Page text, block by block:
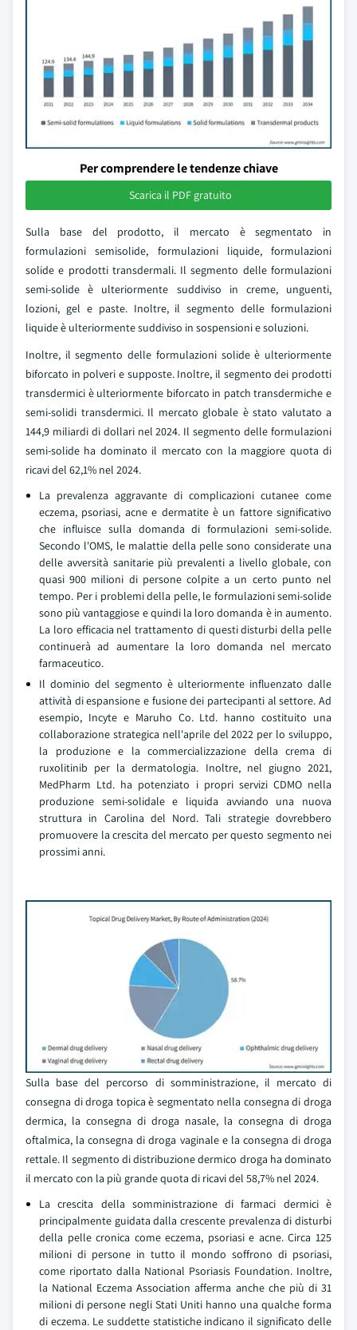
Per comprendere le tendenze chiave
Scarica il PDF gratuito
Sulla base del prodotto, il mercato è segmentato in
formulazioni semisolide, formulazioni liquide, formulazioni
solide e prodotti transdermali. Il segmento delle formulazioni
semi-solide è ulteriormente suddiviso in creme, unguenti,
lozioni, gel e paste. Inoltre, il segmento delle formulazioni
liquide è ulteriormente suddiviso in sospensioni e soluzioni.
Inoltre, il segmento delle formulazioni solide è ulteriormente
biforcato in polveri e supposte. Inoltre, il segmento dei prodotti
transdermici è ulteriormente biforcato in patch transdermiche e
semi-solidi transdermici. Il mercato globale è stato valutato a
144,9 miliardi di dollari nel 2024. Il segmento delle formulazioni
semi-solide ha dominato il mercato con la maggiore quota di
ricavi del 62,1% nel 2024.
La prevalenza aggravante di complicazioni cutanee come
eczema, psoriasi, acne e dermatite è un fattore significativo
che influisce sulla domanda di formulazioni semi-solide.
Secondo l'OMS, le malattie della pelle sono considerate una
delle avversità sanitarie più prevalenti a livello globale, con
quasi 900 milioni di persone colpite a un certo punto nel
tempo. Per i problemi della pelle, le formulazioni semi-solide
sono più vantaggiose e quindi la loro domanda è in aumento.
La loro efficacia nel trattamento di questi disturbi della pelle
continuerà ad aumentare la loro domanda nel mercato
farmaceutico.
Il dominio del segmento è ulteriormente influenzato dalle
attività di espansione e fusione dei partecipanti al settore. Ad
esempio, Incyte e Maruho Co. Ltd. hanno costituito una
collaborazione strategica nell'aprile del 2022 per lo sviluppo,
la produzione e la commercializzazione della crema di
ruxolitinib per la dermatologia. Inoltre, nel giugno 2021,
MedPharm Ltd. ha potenziato i propri servizi CDMO nella
produzione semi-solidale e liquida avviando una nuova
struttura in Carolina del Nord. Tali strategie dovrebbero
promuovere la crescita del mercato per questo segmento nei
prossimi anni.
Sulla base del percorso di somministrazione, il mercato di
consegna di droga topica è segmentato nella consegna di droga
dermica, la consegna di droga nasale, la consegna di droga
oftalmica, la consegna di droga vaginale e la consegna di droga
rettale. Il segmento di distribuzione dermico droga ha dominato
il mercato con la più grande quota di ricavi del 58,7% nel 2024.
La crescita della somministrazione di farmaci dermici è
principalmente guidata dalla crescente prevalenza di disturbi
della pelle cronica come eczema, psoriasi e acne. Circa 125
milioni di persone in tutto il mondo soffrono di psoriasi,
come riportato dalla National Psoriasis Foundation. Inoltre,
la National Eczema Association afferma anche che più di 31
milioni di persone negli Stati Uniti hanno una qualche forma
di eczema. Le suddette statistiche indicano il significato delle